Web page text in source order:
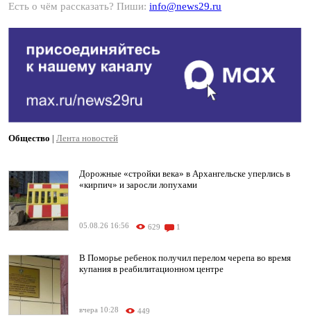
Есть о чём рассказать? Пиши: info@news29.ru
Общество | Лента новостей
Дорожные «стройки века» в Архангельске уперлись в
«кирпич» и заросли лопухами
05.08.26 16:56 629 1
В Поморье ребенок получил перелом черепа во время
купания в реабилитационном центре
вчера 10:28 449